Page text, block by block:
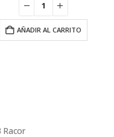
AÑADIR AL CARRITO
Racor